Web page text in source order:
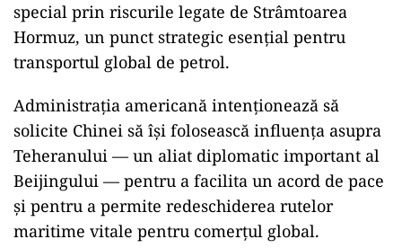
special prin riscurile legate de Strâmtoarea
Hormuz, un punct strategic esențial pentru
transportul global de petrol.
Administrația americană intenționează să
solicite Chinei să își folosească influența asupra
Teheranului — un aliat diplomatic important al
Beijingului — pentru a facilita un acord de pace
și pentru a permite redeschiderea rutelor
maritime vitale pentru comerțul global.